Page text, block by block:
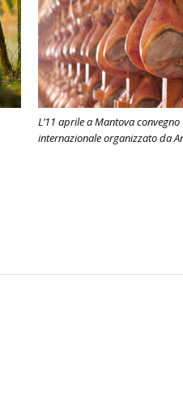
L’11 aprile a Mantova convegno
internazionale organizzato da